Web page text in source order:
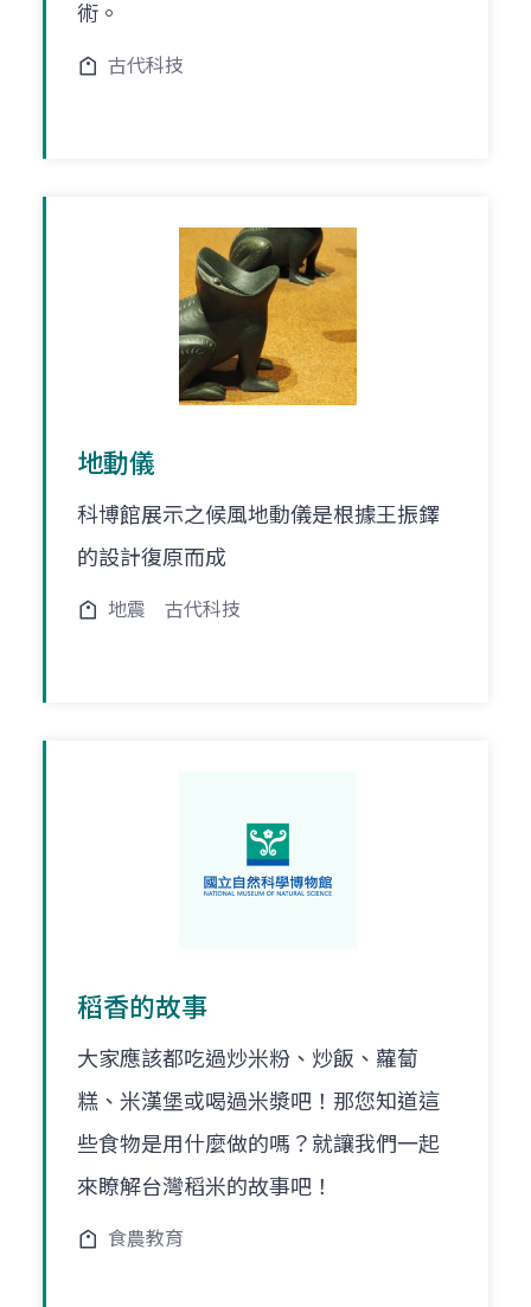
術。
古代科技
地動儀
科博館展示之候風地動儀是根據王振鐸
的設計復原而成
地震 古代科技
稻香的故事
大家應該都吃過炒米粉、炒飯、蘿蔔
糕、米漢堡或喝過米漿吧！那您知道這
些食物是用什麼做的嗎？就讓我們一起
來瞭解台灣稻米的故事吧！
食農教育